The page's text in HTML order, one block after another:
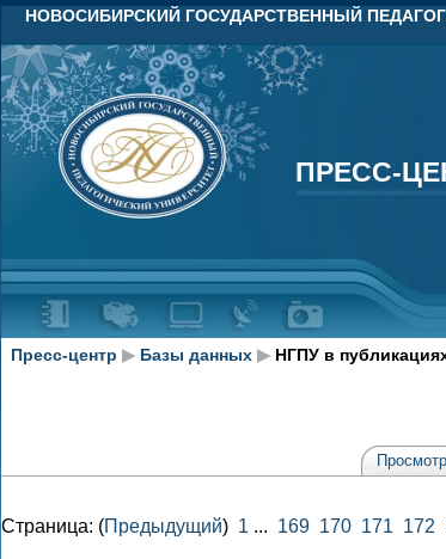
НОВОСИБИРСКИЙ ГОСУДАРСТВЕННЫЙ
ПРЕСС-
ПРЕСС-
Пресс-центр ▶ Базы данных ▶НГПУ в
Страница: (Предыдущий) 1... 169 170 171 172